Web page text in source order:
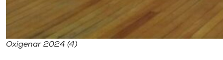
Oxigenar 2024 (4)